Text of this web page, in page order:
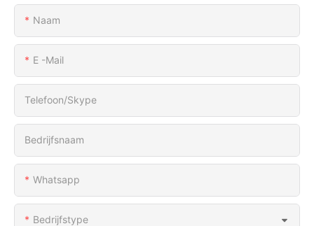
Naam
E -mail
Telefoon/skype
Bedrijfsnaam
Whatsapp
Bedrijfstype